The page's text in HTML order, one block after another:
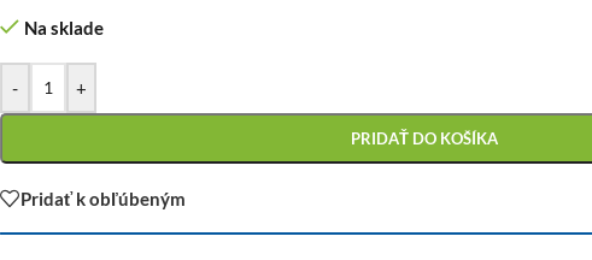
Na sklade
- +
PRIDAŤ DO KOŠÍKA
Pridať k obľúbeným